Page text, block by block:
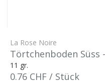
La Rose Noire
Törtchenboden Süss
11 gr.
0.76 CHF / Stück